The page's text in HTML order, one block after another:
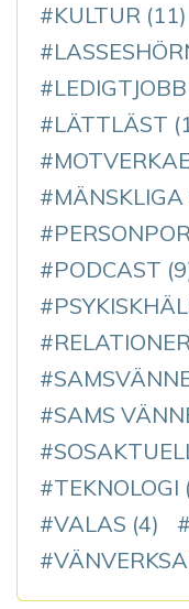
KULTUR (11)
LEDIGTJOBB
LÄTTLÄST
PODCAST
SAMS
TEKNOLOGI
VALAS (4)